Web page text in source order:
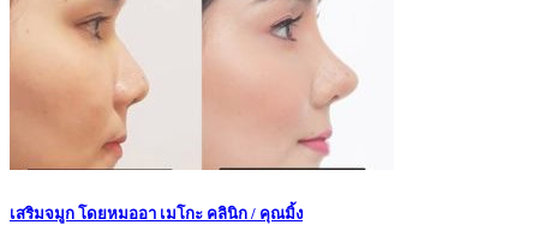
เสริมจมูก โดยหมออา เมโกะ คลินิก / คุณมิ้ง